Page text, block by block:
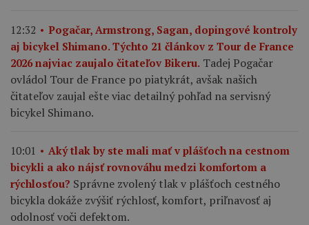
12:32
Pogačar, Armstrong, Sagan, dopingové kontroly
aj bicykel Shimano. Týchto 21 článkov z Tour de France
2026 najviac zaujalo čitateľov Bikeru. Tadej Pogačar
ovládol Tour de France po piatykrát, avšak našich
čitateľov zaujal ešte viac detailný pohľad na servisný
bicykel Shimano.
10:01
Aký tlak by ste mali mať v plášťoch na cestnom
bicykli a ako nájsť rovnováhu medzi komfortom a
rýchlosťou? Správne zvolený tlak v plášťoch cestného
bicykla dokáže zvýšiť rýchlosť, komfort, priľnavosť aj
odolnosť voči defektom.